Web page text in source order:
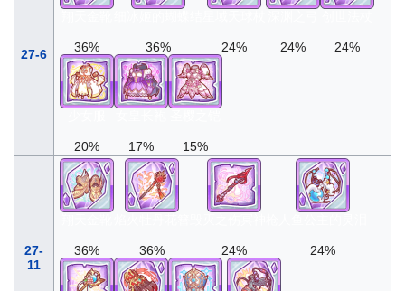
27-6 36% 36% 24% 24% 24%
20% 17% 15%
27-
11
36% 36% 24% 24%